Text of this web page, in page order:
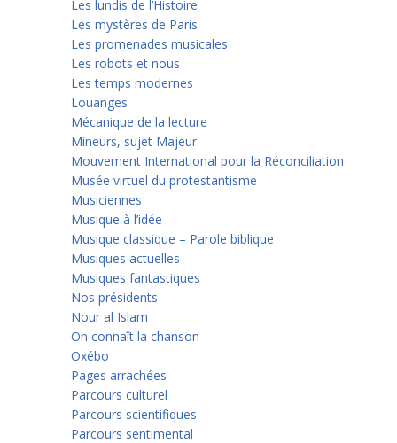
Les lundis de l’Histoire
Les mystères de Paris
Les promenades musicales
Les robots et nous
Les temps modernes
Louanges
Mécanique de la lecture
Mineurs, sujet Majeur
Mouvement International pour la Réconciliation
Musée virtuel du protestantisme
Musiciennes
Musique à l’idée
Musique classique – Parole biblique
Musiques actuelles
Musiques fantastiques
Nos présidents
Nour al Islam
On connaît la chanson
Oxébo
Pages arrachées
Parcours culturel
Parcours scientifiques
Parcours sentimental